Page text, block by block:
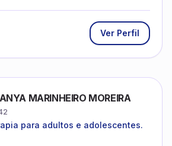
Ver Perfil
MARINHEIRO MOREIRA
para adultos e adolescentes.